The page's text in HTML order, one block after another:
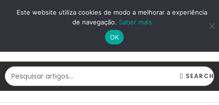
LOGIN REGISTAR
SEARCH
Este website utiliza cookies de modo a melhorar a experiência
de navegação. Saber mais
OK